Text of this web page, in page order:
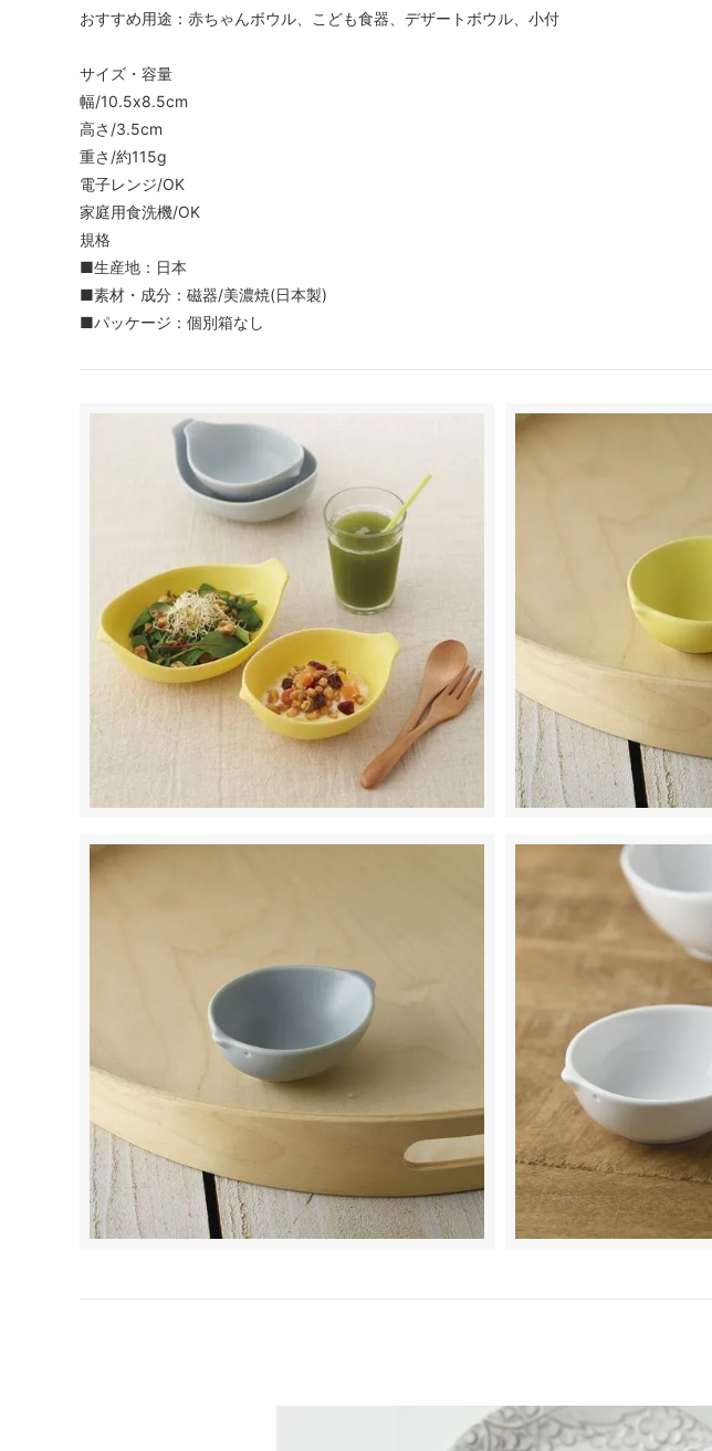
おすすめ用途：赤ちゃんボウル、こども食器、デザートボウル、小付
サイズ・容量
幅/10.5x8.5cm
高さ/3.5cm
重さ/約115g
電子レンジ/OK
家庭用食洗機/OK
規格
■生産地：日本
■素材・成分：磁器/美濃焼(日本製)
■パッケージ：個別箱なし